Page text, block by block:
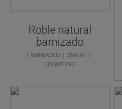
Roble natural
barnizado
LAMINADOS
SMART
QSSM1292